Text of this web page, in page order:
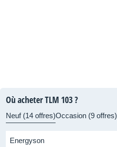
Où acheter TLM 103 ?
Neuf (14 offres)Occasion (9 offres)
Energyson